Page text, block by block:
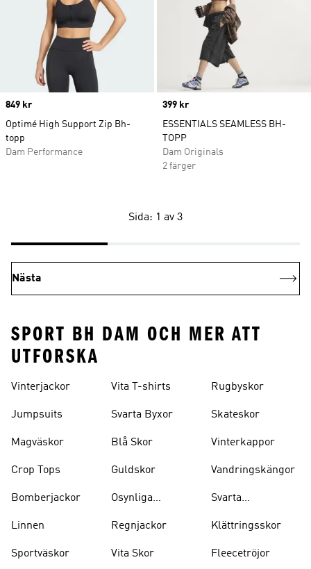
Price
849 kr
Optimé High Support Zip Bh-
topp
Dam Performance
Price
399 kr
ESSENTIALS SEAMLESS BH-
TOPP
Dam Originals
2 färger
Sida: 1 av 3
Nästa
SPORT BH DAM OCH MER ATT
UTFORSKA
Vinterjackor
Jumpsuits
Magväskor
Crop Tops
Bomberjackor
Linnen
Sportväskor
Vita T-shirts
Svarta Byxor
Blå Skor
Guldskor
Osynliga
Regnjackor
Vita Skor
Rugbyskor
Skateskor
Vinterkappor
Vandringskängor
Svarta
Klättringsskor
Fleecetröjor